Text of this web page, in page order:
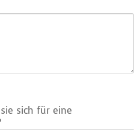
sich für eine